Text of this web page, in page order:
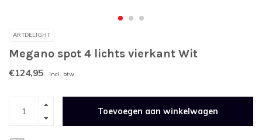
ARTDELIGHT
Megano spot 4 lichts vierkant Wit
€124,95 Incl. btw
Toevoegen aan winkelwagen